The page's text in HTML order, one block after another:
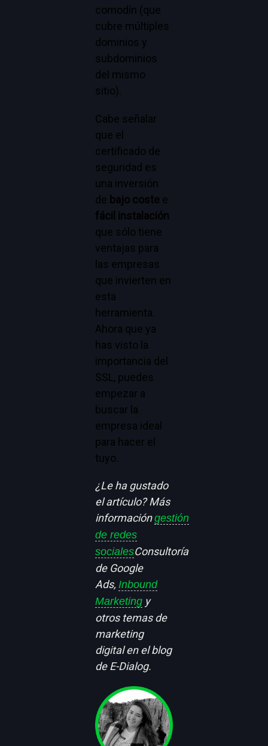
comodín (que
cubre múltiples
dominios y
subdominios
del mismo
sitio).
Cabe señalar
que el
certificado de
seguridad es
una inversión
de bajo coste e
fácil instalación
que sólo tiene
ventajas para
las empresas
que invierten en
esta
herramienta.
Ahora que ya
has visto la
importancia del
SSL, puedes
empezar a
buscar la
empresa ideal
para hacer el
tuyo.
¿Le ha gustado
el artículo? Más
informacióngestión
de redes
socialesConsultoría
de Google
Ads,Inbound
Marketing y
otros temas de
marketing
digital en el blog
de E-Dialog.